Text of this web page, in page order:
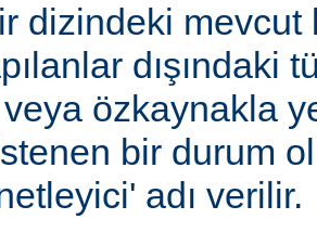
dizindeki mevcut
dışındaki
özkaynakla
bir durum
adı verilir.